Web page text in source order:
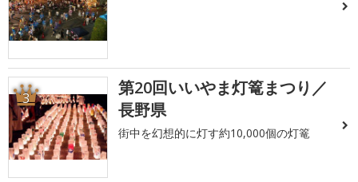
3
第20回いいやま灯篭まつり／
長野県
街中を幻想的に灯す約10,000個の灯篭